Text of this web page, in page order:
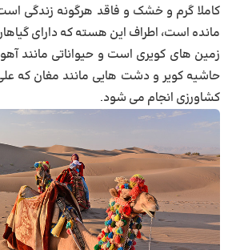
کاملا گرم و خشک و فاقد هرگونه زندگی
مانده است، اطراف این هسته که دارای
زمین های کویری است و حیواناتی مانند آهو
حاشیه کویر و دشت هایی مانند مغان که
کشاورزی انجام می شود.